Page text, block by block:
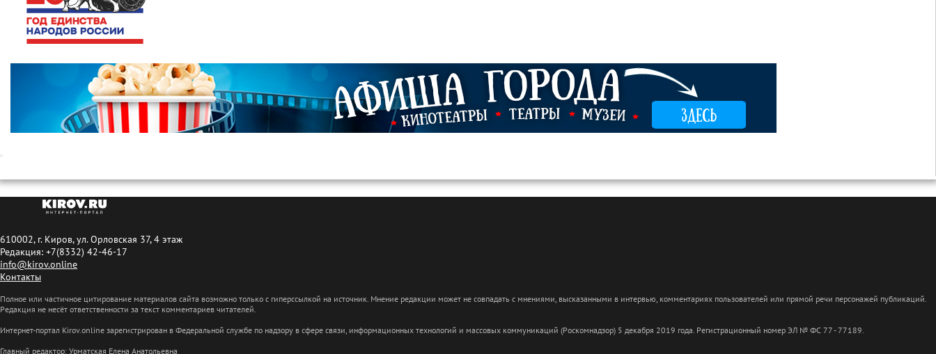
610002, г. Киров, ул. Орловская 37, 4 этаж
Редакция: +7(8332) 42-46-17
info@kirov.online
Контакты
Полное или частичное цитирование материалов сайта возможно только с гиперссылкой на источник. Мнение редакции может не совпадать с мнениями, высказанными в интервью, комментариях пользователей или прямой речи персонажей публикаций.
Редакция не несёт ответственности за текст комментариев читателей.
Интернет-портал Kirov.online зарегистрирован в Федеральной службе по надзору в сфере связи, информационных технологий и массовых коммуникаций (Роскомнадзор) 5 декабря 2019 года. Регистрационный номер ЭЛ № ФС 77 - 77189.
Главный редактор: Урматская Елена Анатольевна